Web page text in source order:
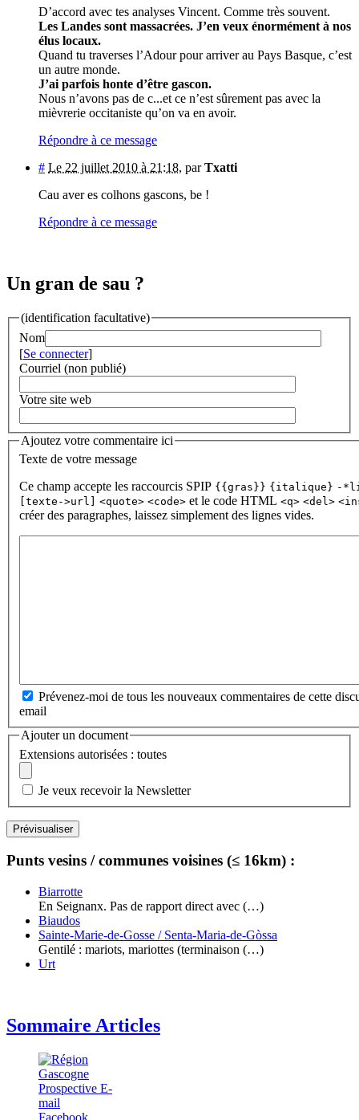
D’accord avec tes analyses Vincent. Comme très souvent.
Les Landes sont massacrées. J’en veux énormément à nos
élus locaux.
Quand tu traverses l’Adour pour arriver au Pays Basque, c’est
un autre monde.
J’ai parfois honte d’être gascon.
Nous n’avons pas de c...et ce n’est sûrement pas avec la
mièvrerie occitaniste qu’on va en avoir.
Répondre à ce message
# Le 22 juillet 2010 à 21:18, parTxatti
Cau aver es colhons gascons, be !
Répondre à ce message
Un gran de sau ?
(identification facultative)
Nom
[Se connecter]
Courriel (non publié)
Votre site web
Ajoutez votre commentaire ici
Texte de votre message
Ce champ accepte les raccourcis SPIP {{gras}} {italique} -
[texte->url]
<quote> <code> et le code HTML <q> <del>
créer des paragraphes, laissez simplement des lignes vides.
Prévenez-moi de tous les nouveaux commentaires de cette
email
Ajouter un document
Extensions autorisées : toutes
Je veux recevoir la Newsletter
Punts vesins / communes voisines (≤ 16km) :
Biarrotte
En Seignanx. Pas de rapport direct avec (…)
Biaudos
Sainte-Marie-de-Gosse / Senta-Maria-de-Gòssa
Gentilé : mariots, mariottes (terminaison (…)
Urt
Sommaire Articles